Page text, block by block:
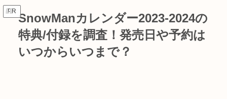
PR SnowManカレンダー2023-2024の
特典/付録を調査！発売日や予約は
いつからいつまで？